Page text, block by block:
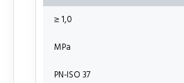
≥ 1,0
MPa
PN-ISO 37